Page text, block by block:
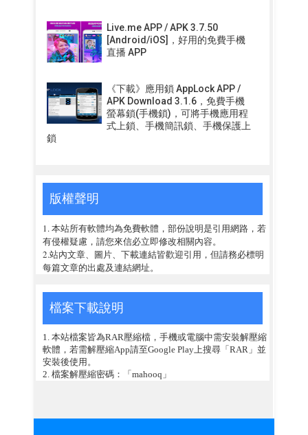
Live.me APP / APK 3.7.50
[Android/iOS]，好用的免費手機
直播 APP
《下載》應用鎖 AppLock APP /
APK Download 3.1.6，免費手機
螢幕鎖(手機鎖)，可將手機應用程
式上鎖、手機簡訊鎖、手機保護上
鎖
版權聲明
1. 本站所有軟體均為免費軟體，部份說明是引用網路，若
有侵權疑慮，請您來信必立即修改相關內容。
2.站內文章、圖片、下載連結皆歡迎引用，但請務必標明
每篇文章的出處及連結網址。
檔案下載說明
1. 本站檔案皆為RAR壓縮檔，手機或電腦中需安裝解壓縮
軟體，若需解壓縮App請至Google Play上搜尋「RAR」並
安裝後使用。
2. 檔案解壓縮密碼：「mahooq」